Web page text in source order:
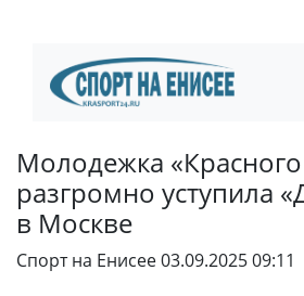
Молодежка
разгромно уступила
в Москве
Спорт на Енисее03.09.2025 09:11